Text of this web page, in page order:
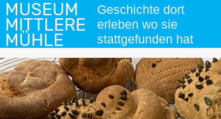
Geschichte dort
erleben wo sie
stattgefunden hat
MUSEUM
MITTLERE
MÜHLE